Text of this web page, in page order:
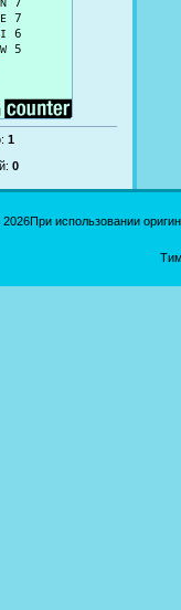
1
0
использовании